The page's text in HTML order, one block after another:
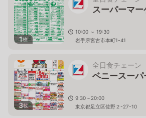
1枚
スーパーマ
10:00 ～ 19:30
岩手県宮古市本町1-41
3枚
全日食チェーン
ベニースーパ
9:30～20:00
東京都足立区佐野２-27-10